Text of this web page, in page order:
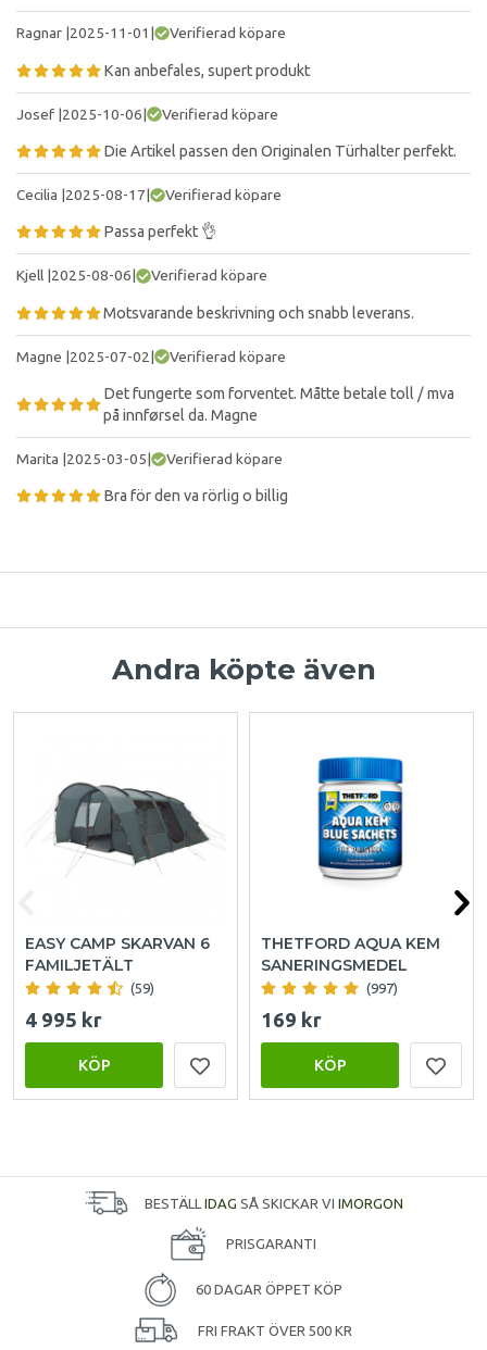
Ragnar |2025-11-01 | Verifierad köpare
Kan anbefales, supert produkt
Josef |2025-10-06| Verifierad köpare
Die Artikel passen den Originalen Türhalter perfekt.
Cecilia |2025-08-17| Verifierad köpare
Passa perfekt 👌
Kjell |2025-08-06| Verifierad köpare
Motsvarande beskrivning och snabb leverans.
Magne |2025-07-02 | Verifierad köpare
Det fungerte som forventet. Måtte betale toll / mva
på innførsel da. Magne
Marita |2025-03-05| Verifierad köpare
Bra för den va rörlig o billig
Andra köpte även
EASY CAMP SKARVAN 6
FAMILJETÄLT
(59)
4 995 kr
KÖP
THETFORD AQUA KEM
SANERINGSMEDEL
(997)
169 kr
KÖP
BESTÄLL IDAG SÅ SKICKAR VI IMORGON
PRISGARANTI
60 DAGAR ÖPPET KÖP
FRI FRAKT ÖVER 500 KR